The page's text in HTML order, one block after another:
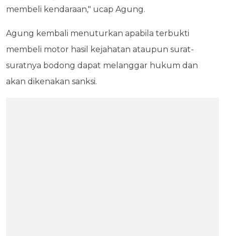
membeli kendaraan," ucap Agung.
Agung kembali menuturkan apabila terbukti
membeli motor hasil kejahatan ataupun surat-
suratnya bodong dapat melanggar hukum dan
akan dikenakan sanksi.